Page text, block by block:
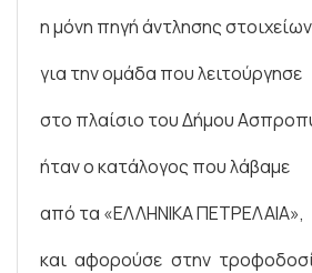
η μόνη πηγή άντλησης
για την ομάδα που λειτούργησε
στο πλαίσιο του Δήμου
ήταν ο κατάλογος που λάβαμε
από τα «ΕΛΛΗΝΙΚΑ ΠΕΤΡΕΛΑΙΑ»,
και αφορούσε στην